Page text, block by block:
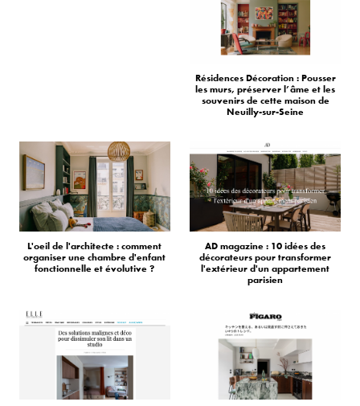
Résidences Décoration : Pousser
les murs, préserver l’âme et les
souvenirs de cette maison de
Neuilly-sur-Seine
L'oeil de l'architecte : comment
organiser une chambre d'enfant
fonctionnelle et évolutive ?
AD magazine : 10 idées des
décorateurs pour transformer
l'extérieur d'un appartement
parisien